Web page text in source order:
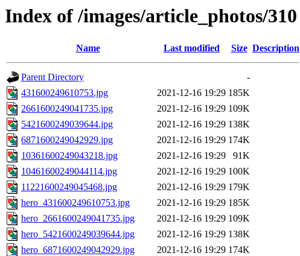
Index of /images/article_photos/310
Name Last modified Size Description
Parent Directory
-
431600249610753.jpg
2021-12-16 19:29 185K
2661600249041735.jpg
2021-12-16 19:29 109K
5421600249039644.jpg
2021-12-16 19:29 138K
6871600249042929.jpg
2021-12-16 19:29 174K
10361600249043218.jpg
2021-12-16 19:29
91K
10461600249044114.jpg
2021-12-16 19:29 100K
11221600249045468.jpg
2021-12-16 19:29 179K
hero_431600249610753.jpg
2021-12-16 19:29 185K
hero_2661600249041735.jpg
2021-12-16 19:29 109K
hero_5421600249039644.jpg
2021-12-16 19:29 138K
hero_6871600249042929.jpg
2021-12-16 19:29 174K